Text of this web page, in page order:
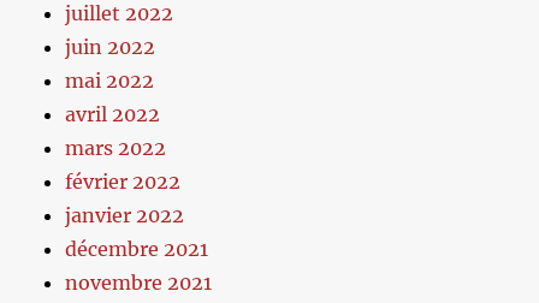
juillet 2022
juin 2022
mai 2022
avril 2022
mars 2022
février 2022
janvier 2022
décembre 2021
novembre 2021